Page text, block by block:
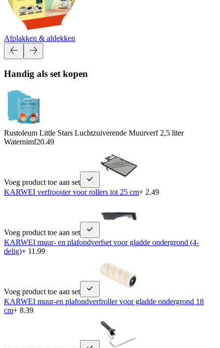
Afplakken & afdekken
Handig als set kopen
Rustoleum Little Stars Luchtzuiverende Muurverf 2,5 liter
Waternimf20.49
Voeg product toe aan set
KARWEI verfrooster voor rollers tot 25 cm+ 2.49
Voeg product toe aan set
KARWEI muur- en plafondverfset voor gladde ondergrond (4-
delig)+ 11.99
Voeg product toe aan set
KARWEI muur-en plafondverfroller voor gladde ondergrond 18
cm+ 8.39